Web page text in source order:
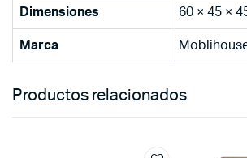
Dimensiones 60 × 45 ×
Marca
Productos relacionados